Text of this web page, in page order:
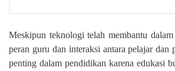
Meskipun teknologi telah membantu dalam
peran guru dan interaksi antara pelajar dan
penting dalam pendidikan karena edukasi